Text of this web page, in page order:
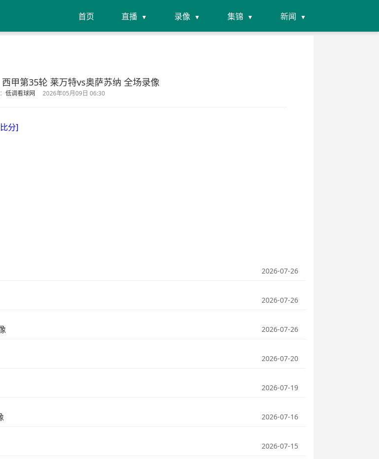
首页 直播 录像 集锦 新闻
甲第35轮 莱万特vs奥萨苏纳 全场录像
低调看球网 2026年05月09日 06:30
分]
2026-07-26
2026-07-26
2026-07-26
2026-07-20
2026-07-19
2026-07-16
2026-07-15